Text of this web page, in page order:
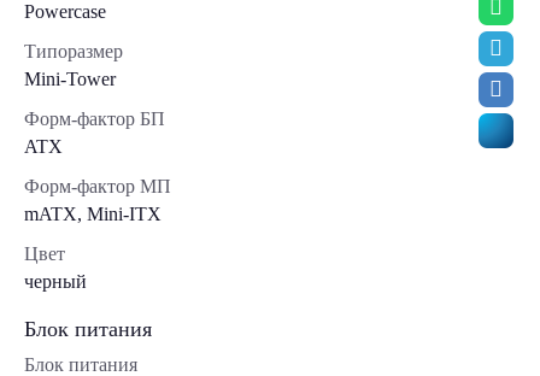
Powercase
Типоразмер
Mini-Tower
Форм-фактор БП
ATX
Форм-фактор МП
mATX, Mini-ITX
Цвет
черный
Блок питания
Блок питания